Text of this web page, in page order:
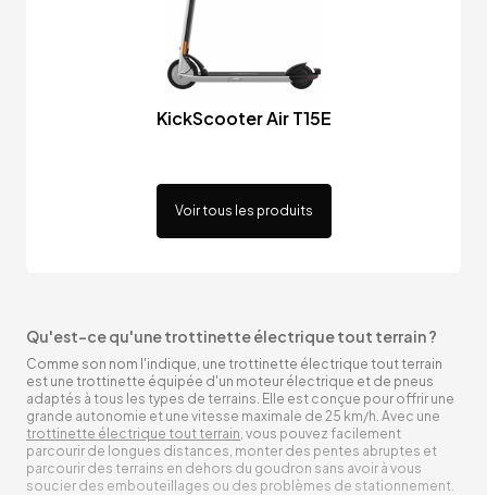
KickScooter Air T15E
Voir tous les produits
Qu'est-ce qu'une trottinette électrique tout terrain ?
Comme son nom l'indique, une trottinette électrique tout terrain
est une trottinette équipée d'un moteur électrique et de pneus
adaptés à tous les types de terrains. Elle est conçue pour offrir une
grande autonomie et une vitesse maximale de 25 km/h. Avec une
trottinette électrique tout terrain, vous pouvez facilement
parcourir de longues distances, monter des pentes abruptes et
parcourir des terrains en dehors du goudron sans avoir à vous
soucier des embouteillages ou des problèmes de stationnement.